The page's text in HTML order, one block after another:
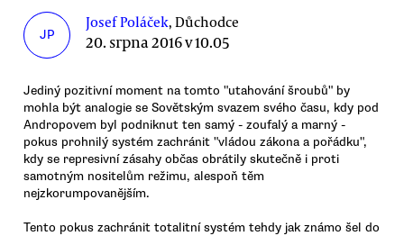
JP
Josef Poláček, Důchodce
20. srpna 2016 v 10.05
Jediný pozitivní moment na tomto "utahování šroubů" by
mohla být analogie se Sovětským svazem svého času, kdy pod
Andropovem byl podniknut ten samý - zoufalý a marný -
pokus prohnilý systém zachránit "vládou zákona a pořádku",
kdy se represivní zásahy občas obrátily skutečně i proti
samotným nositelům režimu, alespoň těm
nejzkorumpovanějším.
Tento pokus zachránit totalitní systém tehdy jak známo šel do